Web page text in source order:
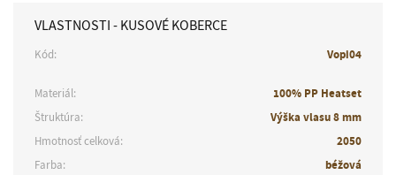
VLASTNOSTI - KUSOVÉ KOBERCE
Kód: Vopi04
Materiál:
100% PP Heatset
Štruktúra:
Výška vlasu 8 mm
Hmotnosť celková:
2050
Farba:
béžová